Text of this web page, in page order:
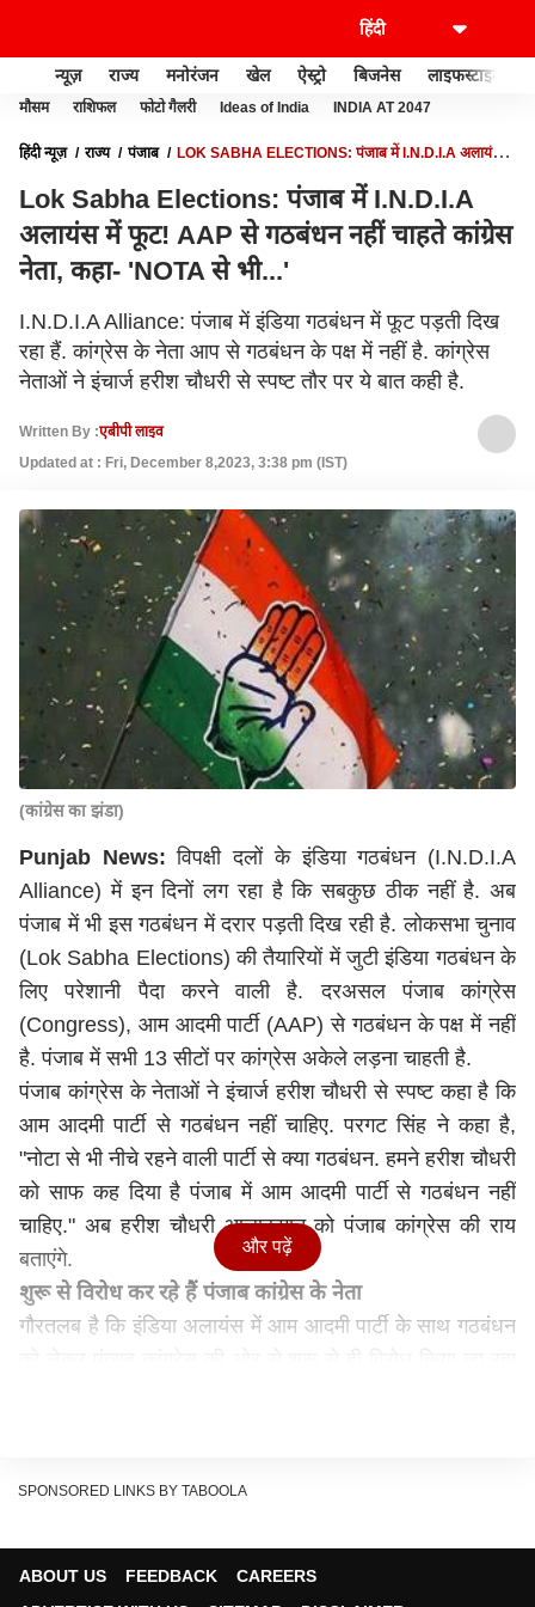
न्यूज़ राज्य मनोरंजन खेल ऐस्ट्रो बिजनेस लाइफस्टाइल
मौसम राशिफल फोटो गैलरी Ideas of India INDIA AT 2047
हिंदी न्यूज़ राज्य पंजाब
LOK SABHA ELECTIONS: पंजाब में I.N.D.I.A अलायंस में
Lok Sabha Elections: पंजाब में I.N.D.I.A
अलायंस में फूट! AAP से गठबंधन नहीं चाहते कांग्रेस
नेता, कहा- 'NOTA से भी...'
I.N.D.I.A Alliance: पंजाब में इंडिया गठबंधन में फूट पड़ती दिख
रहा हैं. कांग्रेस के नेता आप से गठबंधन के पक्ष में नहीं है. कांग्रेस
नेताओं ने इंचार्ज हरीश चौधरी से स्पष्ट तौर पर ये बात कही है.
Written By :एबीपी लाइव
Updated at : Fri, December 8,2023, 3:38 pm (IST)
(कांग्रेस का झंडा)
Punjab News: विपक्षी दलों के इंडिया गठबंधन (I.N.D.I.A
Alliance) में इन दिनों लग रहा है कि सबकुछ ठीक नहीं है. अब
पंजाब में भी इस गठबंधन में दरार पड़ती दिख रही है.लोकसभा चुनाव
(Lok Sabha Elections) की तैयारियों में जुटी इंडिया गठबंधन के
लिए परेशानी पैदा करने वाली है. दरअसल पंजाब कांग्रेस
(Congress), आम आदमी पार्टी (AAP) से गठबंधन के पक्ष में नहीं
है. पंजाब में सभी 13 सीटों पर कांग्रेस अकेले लड़ना चाहती है.
पंजाब कांग्रेस के नेताओं ने इंचार्ज हरीश चौधरी से स्पष्ट कहा है कि
आम आदमी पार्टी से गठबंधन नहीं चाहिए. परगट सिंह ने कहा है,
"नोटा से भी नीचे रहने वाली पार्टी से क्या गठबंधन. हमने हरीश चौधरी
को साफ कह दिया है पंजाब में आम आदमी पार्टी से गठबंधन नहीं
चाहिए." अब हरीश चौधरी आलाकमान को पंजाब कांग्रेस की राय
बताएंगे.
शुरू से विरोध कर रहे हैं पंजाब कांग्रेस के नेता
गौरतलब है कि इंडिया अलायंस में आम आदमी पार्टी के साथ गठबंधन
राजस्थान, मध्य प्रदेश और छतीसगढ़ जैसे हिंदी भाषी राज्यों में वो
और पढ़ें
SPONSORED LINKS BY TABOOLA
ABOUT US FEEDBACK
CAREERS